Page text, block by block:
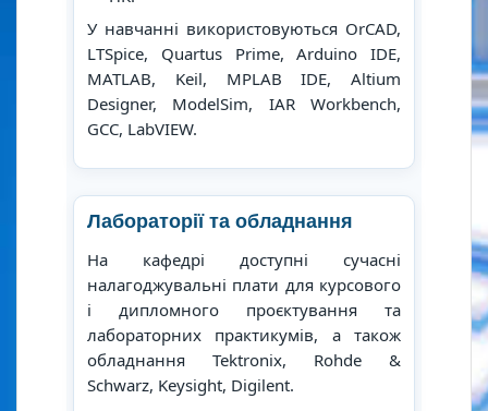
У навчанні використовуються OrCAD,
LTSpice, Quartus Prime, Arduino IDE,
MATLAB, Keil, MPLAB IDE, Altium
Designer, ModelSim, IAR Workbench,
GCC, LabVIEW.
Лабораторії та обладнання
На кафедрі доступні сучасні
налагоджувальні плати для курсового
і дипломного проєктування та
лабораторних практикумів, а також
обладнання Tektronix, Rohde &
Schwarz, Keysight, Digilent.